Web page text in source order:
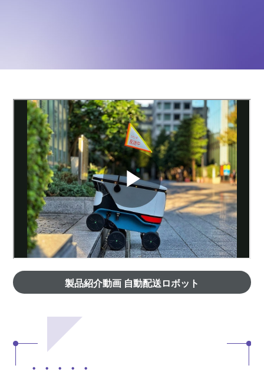
製品紹介動画 自動配送ロボット